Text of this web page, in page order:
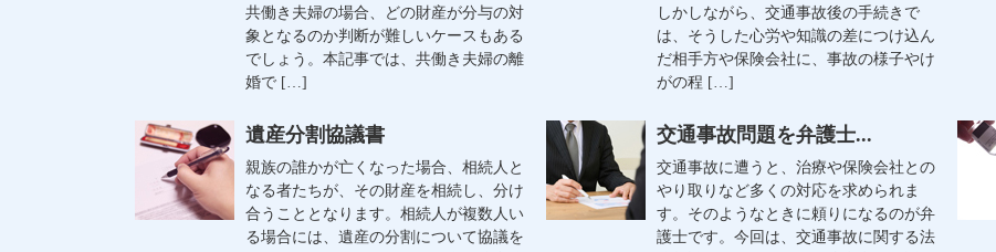
共働き夫婦の場合、どの財産が分与の対
象となるのか判断が難しいケースもある
でしょう。本記事では、共働き夫婦の離
婚で […]
しかしながら、交通事故後の手続きで
は、そうした心労や知識の差につけ込ん
だ相手方や保険会社に、事故の様子やけ
がの程 […]
遺産分割協議書
親族の誰かが亡くなった場合、相続人と
なる者たちが、その財産を相続し、分け
合うこととなります。相続人が複数人い
る場合には、遺産の分割について協議を
交通事故問題を弁護士...
交通事故に遭うと、治療や保険会社との
やり取りなど多くの対応を求められま
す。そのようなときに頼りになるのが弁
護士です。今回は、交通事故に関する法